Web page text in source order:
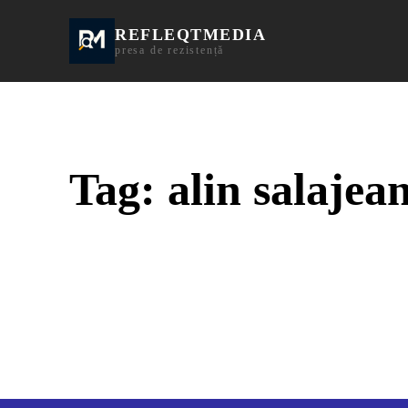
REFLEQTMEDIA
presa de rezistență
Tag: alin